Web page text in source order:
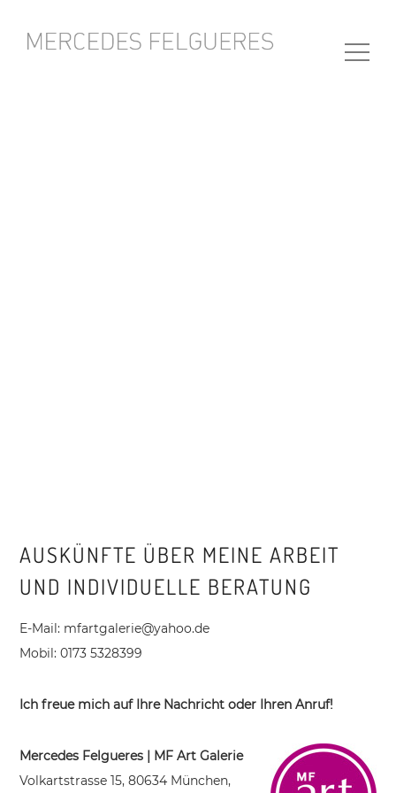
AUSKÜNFTE ÜBER MEINE ARBEIT
UND INDIVIDUELLE BERATUNG
E-Mail: mfartgalerie@yahoo.de
Mobil: 0173 5328399
Ich freue mich auf Ihre Nachricht oder Ihren Anruf!
Mercedes Felgueres | MF Art Galerie
Volkartstrasse 15, 80634 München,